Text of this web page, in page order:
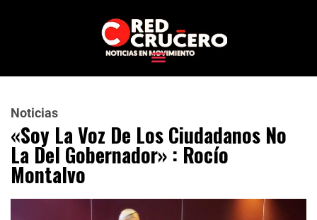
Noticias
«Soy La Voz De Los Ciudadanos No
La Del Gobernador» : Rocío
Montalvo